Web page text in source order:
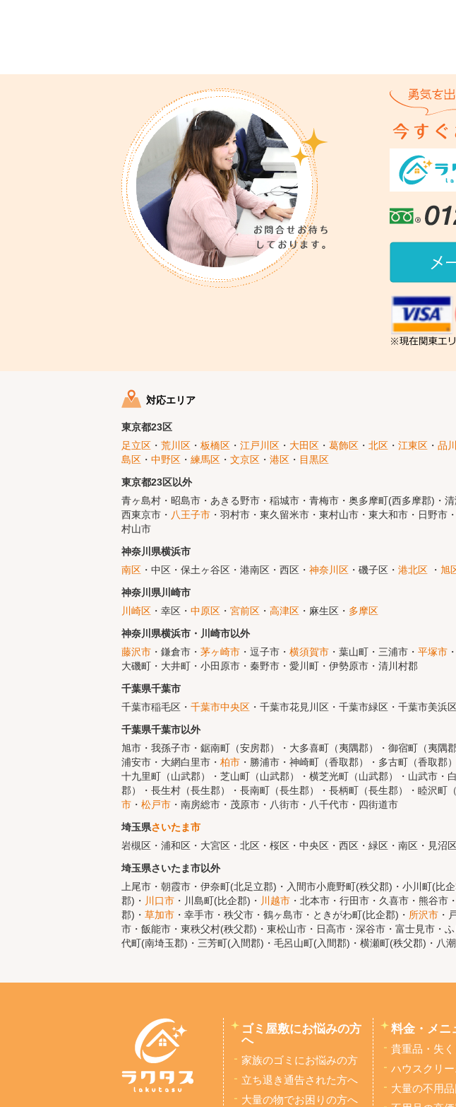
対応エリア
東京都23区
足立区 ・ 荒川区 ・ 板橋区 ・ 江戸川区 ・ 大田区 ・ 葛飾区 ・ 北区 ・ 江東区 ・ 品
島区 ・ 中野区 ・ 練馬区 ・ 文京区 ・ 港区 ・ 目黒区
東京都23区以外
青ヶ島村・昭島市・あきる野市・稲城市・青梅市・奥多摩町(西多摩郡)・
西東京市・ 八王子市 ・羽村市・東久留米市・東村山市・東大和市・日野市
村山市
神奈川県横浜市
南区 ・中区・保土ヶ谷区・港南区・西区・ 神奈川区 ・磯子区・ 港北区 ・ 旭
神奈川県川崎市
川崎区 ・幸区・ 中原区 ・ 宮前区 ・ 高津区 ・麻生区・ 多摩区
神奈川県横浜市・川崎市以外
藤沢市 ・鎌倉市・ 茅ヶ崎市 ・逗子市・ 横須賀市 ・葉山町・三浦市・ 平塚市 ・
大磯町・大井町・小田原市・秦野市・愛川町・伊勢原市・清川村郡
千葉県千葉市
千葉市稲毛区・ 千葉市中央区 ・千葉市花見川区・千葉市緑区・千葉市美浜
千葉県千葉市以外
旭市・我孫子市・鋸南町（安房郡）・大多喜町（夷隅郡）・御宿町（夷隅
浦安市・大網白里市・ 柏市 ・勝浦市・神崎町（香取郡）・多古町（香取
十九里町（山武郡）・芝山町（山武郡）・横芝光町（山武郡）・山武市
郡）・長生村（長生郡）・長南町（長生郡）・長柄町（長生郡）・睦沢町
市 ・ 松戸市 ・南房総市・茂原市・八街市・八千代市・四街道市
埼玉県さいたま市
岩槻区・浦和区・大宮区・北区・桜区・中央区・西区・緑区・南区・見沼区
埼玉県さいたま市以外
上尾市・朝霞市・伊奈町(北足立郡)・入間市小鹿野町(秩父郡)・小川町(比
郡)・ 川口市 ・川島町(比企郡)・ 川越市 ・北本市・行田市・久喜市・熊谷市
郡)・ 草加市 ・幸手市・秩父市・鶴ヶ島市・ときがわ町(比企郡)・ 所沢市 ・
市・飯能市・東秩父村(秩父郡)・東松山市・日高市・深谷市・富士見市・
代町(南埼玉郡)・三芳町(入間郡)・毛呂山町(入間郡)・横瀬町(秩父郡)・八
ゴミ屋敷にお悩みの方
へ
家族のゴミにお悩みの方
立ち退き通告された方へ
大量の物でお困りの方へ
料金・メニ
貴重品・失
ハウスクリ
大量の不用品